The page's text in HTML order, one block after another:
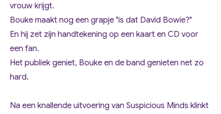
vrouw krijgt.
Bouke maakt nog een grapje "is dat David Bowie?"
En hij zet zijn handtekening op een kaart en CD voor
een fan.
Het publiek geniet, Bouke en de band genieten net zo
hard.
Na een knallende uitvoering van Suspicious Minds klinkt